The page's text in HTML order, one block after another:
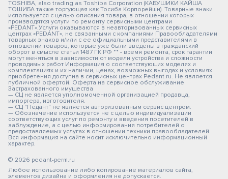
TOSHIBA, also trading as Toshiba Corporation (КАБУШИКИ КАЙША
ТОШИБА также торгующая как Тосиба Корпорейшн). Товарные знаки
используется с целью описания товара, в отношении которых
производятся услуги по ремонту сервисными центрами
«PEDANT».Услуги оказываются в неавторизованных сервисных
центрах «PEDANT», не связанными с компаниями Правообладателями
товарных знаков и/или с ее официальными представителями в
отношении товаров, которые уже были введены в гражданский
оборот в смысле статьи 1487 ГК РФ ** - время ремонта, срок гарантии
могут меняться в зависимости от модели устройства и сложности
проводимых работ Информация о соответствующих моделях и
комплектациях и их наличии, ценах, возможных выгодах и условиях
приобретения доступна в сервисных центрах Pedant.ru. Не является
публичной офертой. Оферта на сервисное обслуживание
Застрахованного имущества
— СЦ не является уполномоченной организацией продавца,
импортера, изготовителя.
— СЦ "Педант" не является авторизованным сервис центром.
— Обозначение используется не с целью индивидуализации
соответствующих услуг по ремонту и введения посетителей в
заблуждение, а с целью информирования потребителей о
предоставляемых услугах в отношении техники правообладателей.
Вся информация на сайте носит исключительно информационный
характер.
© 2026 pedant-perm.ru
Любое использование либо копирование материалов сайта,
элементов дизайна и оформления не допускается.